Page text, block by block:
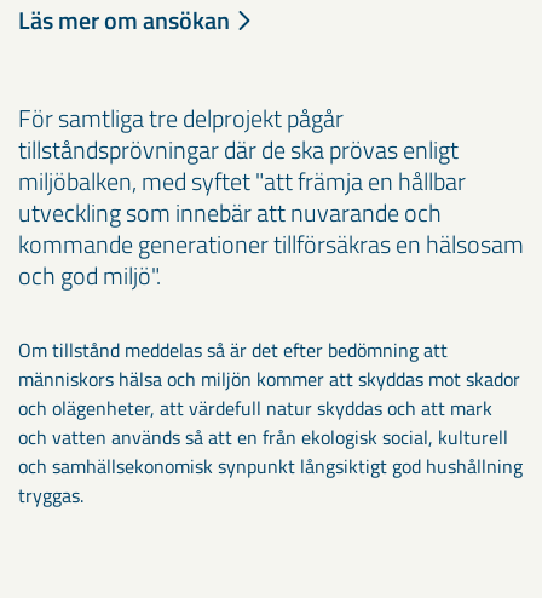
Läs mer om ansökan
För samtliga tre delprojekt pågår
tillståndsprövningar där de ska prövas enligt
miljöbalken, med syftet "att främja en hållbar
utveckling som innebär att nuvarande och
kommande generationer tillförsäkras en hälsosam
och god miljö".
Om tillstånd meddelas så är det efter bedömning att
människors hälsa och miljön kommer att skyddas mot skador
och olägenheter, att värdefull natur skyddas och att mark
och vatten används så att en från ekologisk social, kulturell
och samhällsekonomisk synpunkt långsiktigt god hushållning
tryggas.